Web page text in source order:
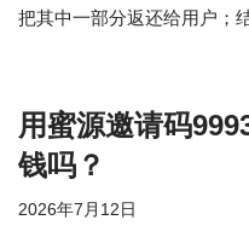
把其中一部分返还给用户；
用蜜源邀请码
钱吗？
2026年7月12日